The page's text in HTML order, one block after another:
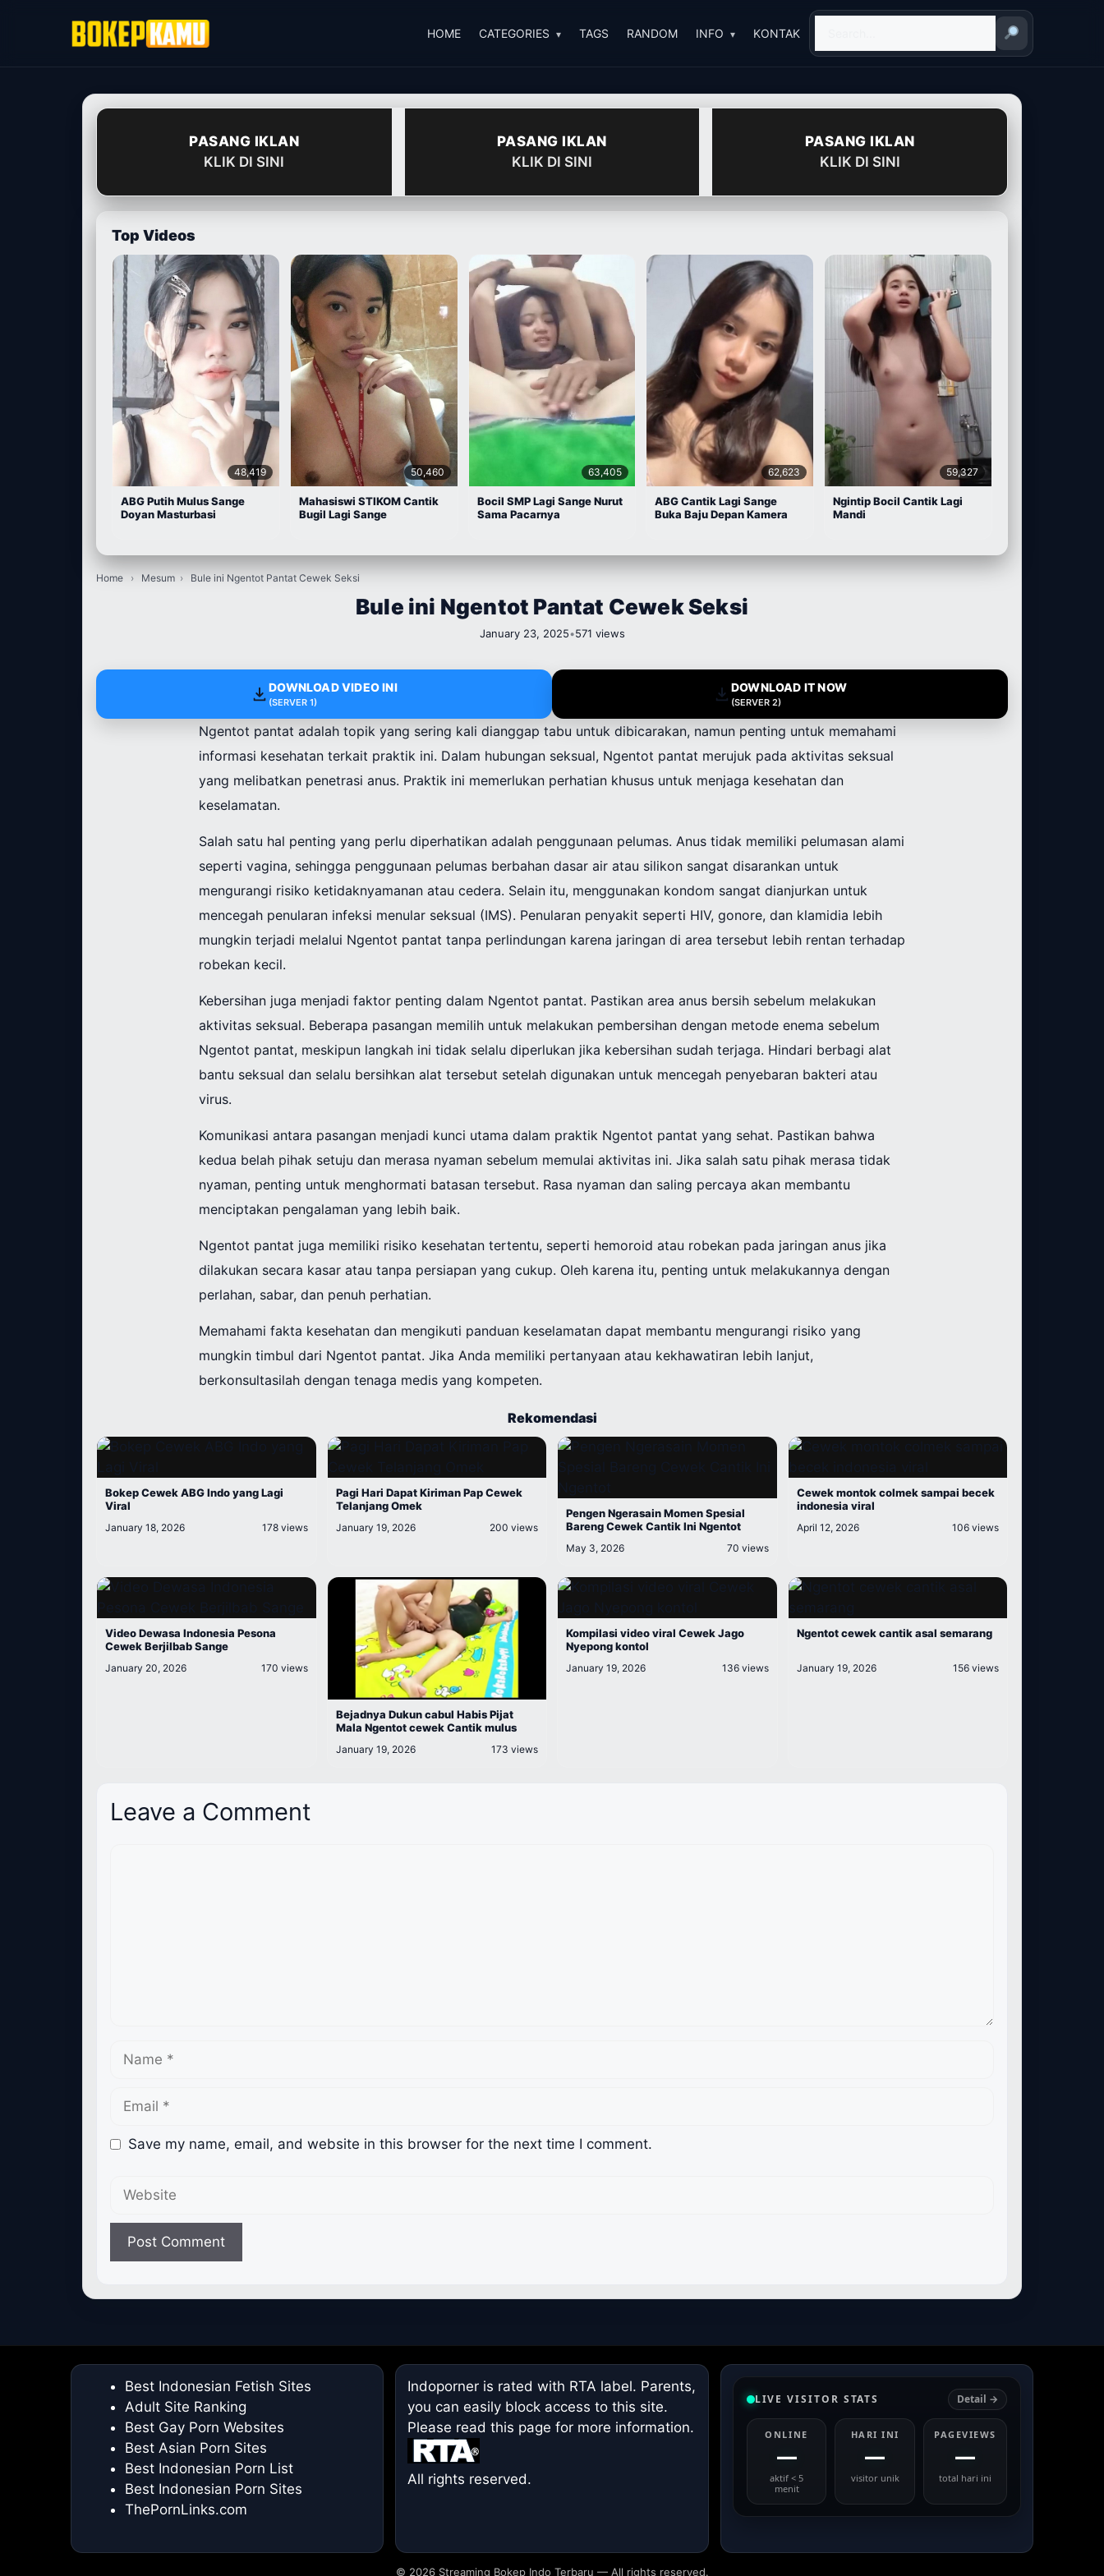
HOME CATEGORIES TAGS RANDOM INFO KONTAK
PASANG IKLAN
KLIK DI SINI
PASANG IKLAN
KLIK DI SINI
PASANG IKLAN
KLIK DI SINI
Top Videos
48,419
ABG Putih Mulus Sange
Doyan Masturbasi
50,460
Mahasiswi STIKOM Cantik
Bugil Lagi Sange
63,405
Bocil SMP Lagi Sange Nurut
Sama Pacarnya
62,623
ABG Cantik Lagi Sange
Buka Baju Depan Kamera
59,327
Ngintip Bocil Cantik Lagi
Mandi
Home › Mesum › Bule ini Ngentot Pantat Cewek Seksi
Bule ini Ngentot Pantat Cewek Seksi
January 23, 2025•571 views
DOWNLOAD VIDEO INI
(SERVER 1)
DOWNLOAD IT NOW
(SERVER 2)
Ngentot pantat adalah topik yang sering kali dianggap tabu untuk dibicarakan, namun penting untuk memahami
informasi kesehatan terkait praktik ini. Dalam hubungan seksual, Ngentot pantat merujuk pada aktivitas seksual
yang melibatkan penetrasi anus. Praktik ini memerlukan perhatian khusus untuk menjaga kesehatan dan
keselamatan.
Salah satu hal penting yang perlu diperhatikan adalah penggunaan pelumas. Anus tidak memiliki pelumasan alami
seperti vagina, sehingga penggunaan pelumas berbahan dasar air atau silikon sangat disarankan untuk
mengurangi risiko ketidaknyamanan atau cedera. Selain itu, menggunakan kondom sangat dianjurkan untuk
mencegah penularan infeksi menular seksual (IMS). Penularan penyakit seperti HIV, gonore, dan klamidia lebih
mungkin terjadi melalui Ngentot pantat tanpa perlindungan karena jaringan di area tersebut lebih rentan terhadap
robekan kecil.
Kebersihan juga menjadi faktor penting dalam Ngentot pantat. Pastikan area anus bersih sebelum melakukan
aktivitas seksual. Beberapa pasangan memilih untuk melakukan pembersihan dengan metode enema sebelum
Ngentot pantat, meskipun langkah ini tidak selalu diperlukan jika kebersihan sudah terjaga. Hindari berbagi alat
bantu seksual dan selalu bersihkan alat tersebut setelah digunakan untuk mencegah penyebaran bakteri atau
virus.
Komunikasi antara pasangan menjadi kunci utama dalam praktik Ngentot pantat yang sehat. Pastikan bahwa
kedua belah pihak setuju dan merasa nyaman sebelum memulai aktivitas ini. Jika salah satu pihak merasa tidak
nyaman, penting untuk menghormati batasan tersebut. Rasa nyaman dan saling percaya akan membantu
menciptakan pengalaman yang lebih baik.
Ngentot pantat juga memiliki risiko kesehatan tertentu, seperti hemoroid atau robekan pada jaringan anus jika
dilakukan secara kasar atau tanpa persiapan yang cukup. Oleh karena itu, penting untuk melakukannya dengan
perlahan, sabar, dan penuh perhatian.
Memahami fakta kesehatan dan mengikuti panduan keselamatan dapat membantu mengurangi risiko yang
mungkin timbul dari Ngentot pantat. Jika Anda memiliki pertanyaan atau kekhawatiran lebih lanjut,
berkonsultasilah dengan tenaga medis yang kompeten.
Rekomendasi
Bokep Cewek ABG Indo yang Lagi
Viral
January 18, 2026 178 views
Pagi Hari Dapat Kiriman Pap Cewek
Telanjang Omek
January 19, 2026 200 views
Pengen Ngerasain Momen Spesial
Bareng Cewek Cantik Ini Ngentot
May 3, 2026 70 views
Cewek montok colmek sampai becek
indonesia viral
April 12, 2026 106 views
Video Dewasa Indonesia Pesona
Cewek Berjilbab Sange
January 20, 2026 170 views
Bejadnya Dukun cabul Habis Pijat
Mala Ngentot cewek Cantik mulus
January 19, 2026 173 views
Kompilasi video viral Cewek Jago
Nyepong kontol
January 19, 2026 136 views
Ngentot cewek cantik asal semarang
January 19, 2026 156 views
Leave a Comment
Name
Email
Save my name, email, and website in this browser for the next time I comment.
Best Indonesian Fetish Sites
Adult Site Ranking
Best Gay Porn Websites
Best Asian Porn Sites
Best Indonesian Porn List
Best Indonesian Porn Sites
ThePornLinks.com
Indoporner is rated with RTA label. Parents,
you can easily block access to this site.
Please readthis page for more information.
All rights reserved.
LIVE VISITOR STATS Detail →
ONLINE
—
aktif < 5
menit
HARI INI
—
visitor unik
PAGEVIEWS
—
total hari ini
© 2026 Streaming Bokep Indo Terbaru — All rights reserved.